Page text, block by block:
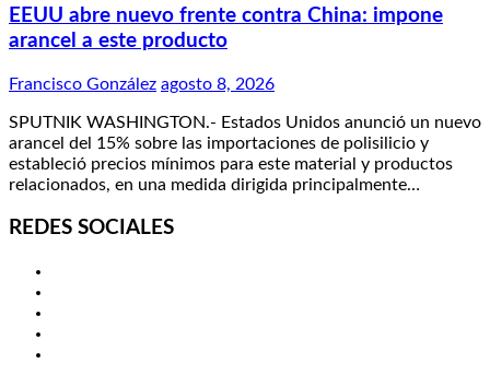
EEUU abre nuevo frente contra China: impone
arancel a este producto
Francisco González agosto 8, 2026
SPUTNIK WASHINGTON.- Estados Unidos anunció un nuevo
arancel del 15% sobre las importaciones de polisilicio y
estableció precios mínimos para este material y productos
relacionados, en una medida dirigida principalmente…
REDES SOCIALES